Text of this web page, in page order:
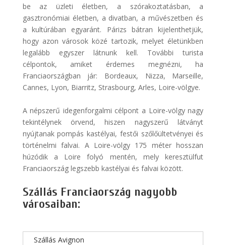
be az üzleti életben, a szórakoztatásban, a
gasztronómiai életben, a divatban, a művészetben és
a kultúrában egyaránt. Párizs bátran kijelenthetjük,
hogy azon városok közé tartozik, melyet életünkben
legalább egyszer látnunk kell. További turista
célpontok, amiket érdemes megnézni, ha
Franciaországban jár: Bordeaux, Nizza, Marseille,
Cannes, Lyon, Biarritz, Strasbourg, Arles, Loire-völgye.
A népszerű idegenforgalmi célpont a Loire-völgy nagy
tekintélynek örvend, hiszen nagyszerű látványt
nyújtanak pompás kastélyai, festői szőlőültetvényei és
történelmi falvai. A Loire-völgy 175 méter hosszan
húzódik a Loire folyó mentén, mely keresztülfut
Franciaország legszebb kastélyai és falvai között.
Szállás Franciaország nagyobb
városaiban:
Szállás Avignon